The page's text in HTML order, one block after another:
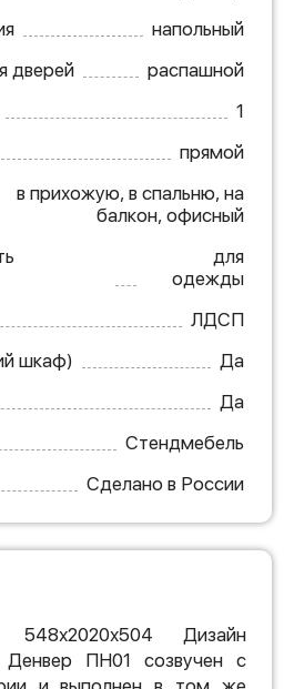
напольный
дверей
распашной
1
прямой
в прихожую, в спальню, на
балкон, офисный
для
одежды
ЛДСП
шкаф)
Да
Да
Стендмебель
Сделано в России
Дизайн
Денвер ПН01 созвучен с